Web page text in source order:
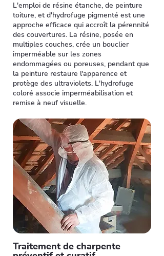
L'emploi de résine étanche, de peinture
toiture, et d'hydrofuge pigmenté est une
approche efficace qui accroît la pérennité
des couvertures. La résine, posée en
multiples couches, crée un bouclier
imperméable sur les zones
endommagées ou poreuses, pendant que
la peinture restaure l'apparence et
protège des ultraviolets. L'hydrofuge
coloré associe imperméabilisation et
remise à neuf visuelle.
Traitement de charpente